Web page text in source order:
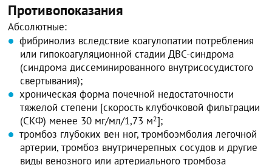
Противопоказания
Абсолютные:
фибринолиз вследствие коагулопатии потребления
или гипокоагуляционной стадии ДВС-синдрома
(синдрома диссеминированного внутрисосудистого
свертывания);
хроническая форма почечной недостаточности
тяжелой степени [скорость клубочковой фильтрации
(СКФ) менее 30 мг/мл/1,73 м2];
тромбоз глубоких вен ног, тромбоэмболия легочной
артерии, тромбоз внутричерепных сосудов и другие
виды венозного или артериального тромбоза